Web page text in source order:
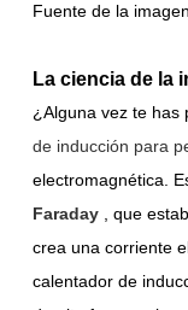
Fuente de la
La ciencia de la
¿Alguna vez te has
de inducción para
electromagnética.
Faraday
, que
crea una corriente
calentador de